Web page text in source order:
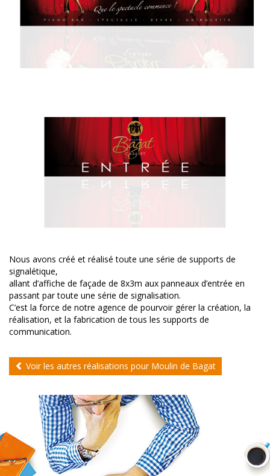
Nous avons créé et réalisé toute une série de supports de
signalétique,
allant d’affiche de façade de 8x3m aux panneaux d’entrée en
passant par toute une série de signalisation.
C’est la force de notre agence de pourvoir gérer la création, la
réalisation, et la fabrication de tous les supports de
communication.
Voir les autres réalisations pour Moulin de Bagat